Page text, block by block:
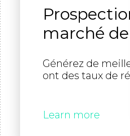
marché
Générez de
ont des taux de
Learn more